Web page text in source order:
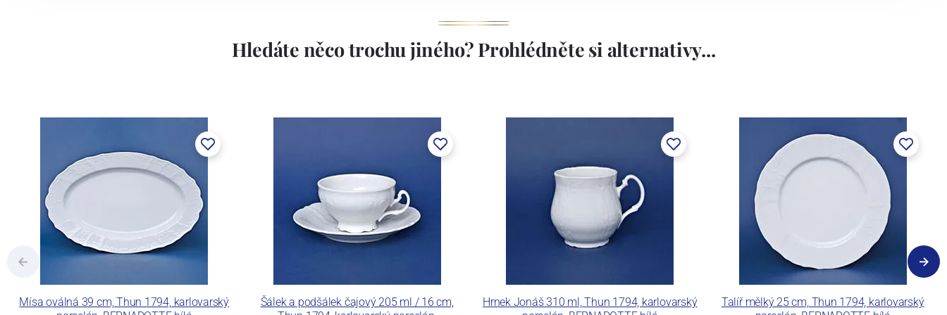
a.s. včetně ochranné známky a technologických zařízení. Závod je vybaven zařízením na výrobu
tlakového lití, moderními komorovými pecemi a vtavnou dekorační pecí. Závod je schopen
dekorovat své výrobky pomocí klasických dekoračních technik.
Concordia Lesov používá ochrannou známku LC a Thun Hotel & Restaurant.
Hledáte něco trochu jiného? Prohlédněte si alternativy...
Mísa oválná 39 cm, Thun 1794, karlovarský
Šálek a podšálek čajový 205 ml / 16 cm,
Hrnek Jonáš 310 ml, Thun 1794, karlovarský
Talíř mělký 25 cm, Thun 1794, karlovarský